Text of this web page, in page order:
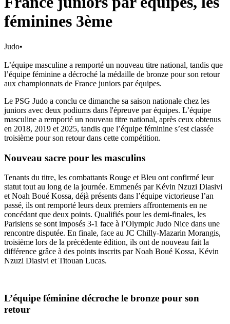
féminines 3ème
Judo•
L’équipe masculine a remporté un nouveau titre national, tandis que
l’équipe féminine a décroché la médaille de bronze pour son retour
aux championnats de France juniors par équipes.
Le PSG Judo a conclu ce dimanche sa saison nationale chez les
juniors avec deux podiums dans l'épreuve par équipes. L’équipe
masculine a remporté un nouveau titre national, après ceux obtenus
en 2018, 2019 et 2025, tandis que l’équipe féminine s’est classée
troisième pour son retour dans cette compétition.
Nouveau sacre pour les masculins
Tenants du titre, les combattants Rouge et Bleu ont confirmé leur
statut tout au long de la journée. Emmenés par Kévin Nzuzi Diasivi
et Noah Boué Kossa, déjà présents dans l’équipe victorieuse l’an
passé, ils ont remporté leurs deux premiers affrontements en ne
concédant que deux points. Qualifiés pour les demi-finales, les
Parisiens se sont imposés 3-1 face à l’Olympic Judo Nice dans une
rencontre disputée. En finale, face au JC Chilly-Mazarin Morangis,
troisième lors de la précédente édition, ils ont de nouveau fait la
différence grâce à des points inscrits par Noah Boué Kossa, Kévin
Nzuzi Diasivi et Titouan Lucas.
L’équipe féminine décroche le bronze pour son
retour